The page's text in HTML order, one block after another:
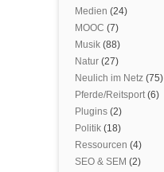
Medien (24)
MOOC (7)
Musik (88)
Natur (27)
Neulich im Netz (75)
Pferde/Reitsport(6)
Plugins (2)
Politik (18)
Ressourcen (4)
SEO & SEM (2)